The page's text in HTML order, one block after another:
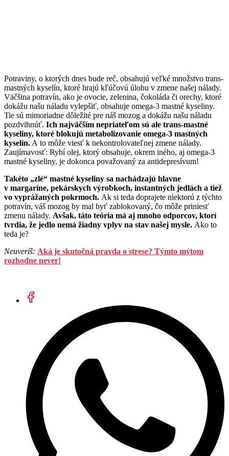
Potraviny, o ktorých dnes bude reč, obsahujú veľké množstvo trans-
mastných kyselín, ktoré hrajú kľúčovú úlohu v zmene našej nálady.
Väčšina potravín, ako je ovocie, zelenina, čokoláda či orechy, ktoré
dokážu našu náladu vylepšiť, obsahuje omega-3 mastné kyseliny.
Tie sú mimoriadne dôležité pre náš mozog a dokážu našu náladu
pozdvihnúť. Ich najväčším nepriateľom sú ale trans-mastné
kyseliny, ktoré blokujú metabolizovanie omega-3 mastných
kyselín. A to môže viesť k nekontrolovateľnej zmene nálady.
Zaujímavosť: Rybí olej, ktorý obsahuje, okrem iného, aj omega-3
mastné kyseliny, je dokonca považovaný za antidepresívum!
Takéto „zlé“ mastné kyseliny sa nachádzajú hlavne
v margaríne, pekárskych výrobkoch, instantných jedlách a tiež
vo vyprážaných pokrmoch. Ak si teda doprajete niektorú z týchto
potravín, váš mozog by mal byť zablokovaný, čo môže priniesť
zmenu nálady. Avšak, táto teória má aj mnoho odporcov, ktorí
tvrdia, že jedlo nemá žiadny vplyv na stav našej mysle. Ako to
teda je?
Neuveríš: Aká je skutočná pravda o strese? Týmto mýtom
rozhodne never!